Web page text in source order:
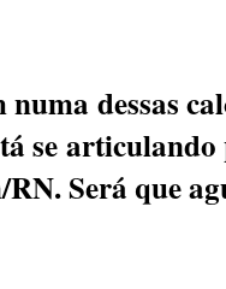
dessas
se
Será que